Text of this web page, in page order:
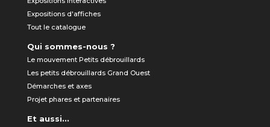
Expositions d'affiches
Tout le catalogue
Qui sommes-nous ?
Le mouvement Petits débrouillards
Les petits débrouillards Grand Ouest
Démarches et axes
Projet phares et partenaires
Et aussi...